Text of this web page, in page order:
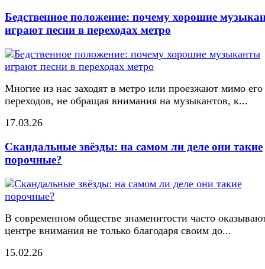
Бедственное положение: почему хорошие
играют песни в переходах метро
Многие из нас заходят в метро или проезжают мимо его
переходов, не обращая внимания на музыкантов, к...
17.03.26
Скандальные звёзды: на самом ли деле они такие
порочные?
В современном обществе знаменитости часто
центре внимания не только благодаря своим до...
15.02.26